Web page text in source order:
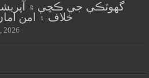
گهوٽڪي جي ڪچي ۾
خلاف ۽ امن
2026